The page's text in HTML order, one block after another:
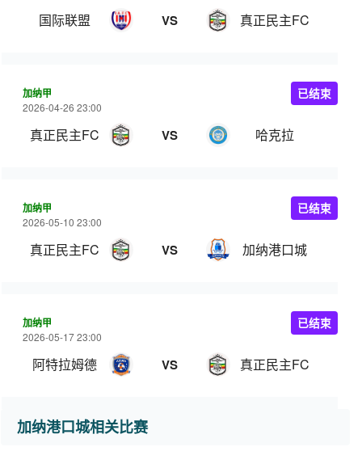
国际联盟 VS 真正民主FC
加纳甲
2026-04-26 23:00
真正民主FC VS 哈克拉
已结束
加纳甲
2026-05-10 23:00
真正民主FC VS 加纳港口城
已结束
加纳甲
2026-05-17 23:00
阿特拉姆德 VS 真正民主FC
已结束
加纳港口城相关比赛